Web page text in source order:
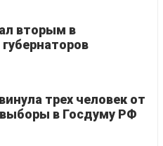
вторым в
трех человек от
выборы в Госдуму РФ